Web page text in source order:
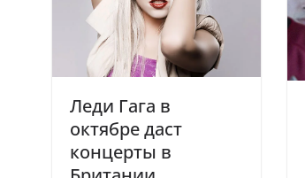
Леди Гага в
октябре даст
концерты в